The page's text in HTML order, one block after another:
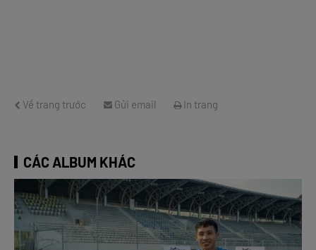
Về trang trước Gửi email In trang
CÁC ALBUM KHÁC